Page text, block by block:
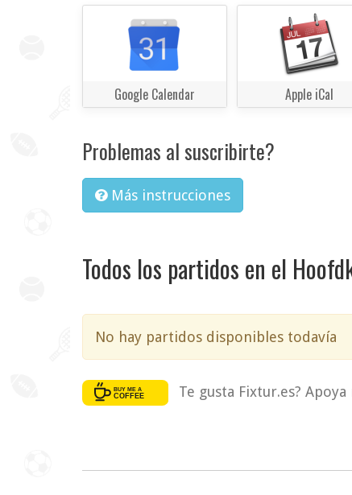
Google Calendar Apple iCal
Problemas al suscribirte?
Más instrucciones
Todos los partidos en el
No hay partidos disponibles todavía
Te gusta Fixtur.es?